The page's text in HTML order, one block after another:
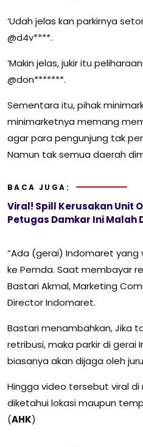
‘Udah jelas kan parkirnya
@d4v****.
‘Makin jelas, jukir itu
@don*******.
Sementara itu, pihak
minimarketnya memang
agar para pengunjung tak
Namun tak semua daerah
BACA JUGA:
Viral! Spill Kerusakan Unit
Petugas Damkar Ini Malah
“Ada (gerai) Indomaret
ke Pemda. Saat membayar
Bastari Akmal, Marketing
Director Indomaret.
Bastari menambahkan, Jika
retribusi, maka parkir di
biasanya akan dijaga oleh
Hingga video tersebut viral di
diketahui lokasi maupun
(AHK)